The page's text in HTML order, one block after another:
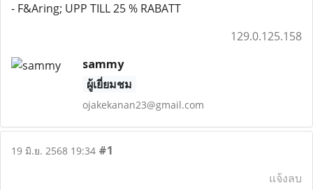
- F&Aring; UPP TILL 25 % RABATT
129.0.125.158
sammy
ผู้เยี่ยมชม
ojakekanan23@gmail.com
19 มิ.ย. 2568 19:34 #1
แจ้งลบ